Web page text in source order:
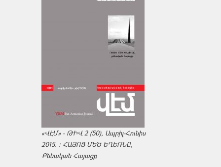
«ՎԷՄ» - ԹԻՎ 2 (50), Ապրիլ-Հունիս
2015. : ՀԱՅՈՑ ՄԵԾ ԵՂԵՌՆԸ,
Քննական Հայացք